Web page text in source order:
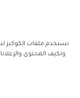
نستخدم ملفات الكوكيز
ونكيف المحتوى